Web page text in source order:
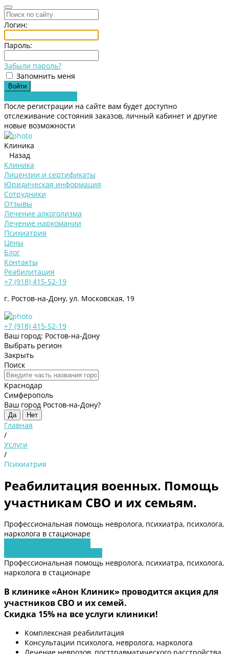
Логин:
Пароль:
Забыли пароль?
Запомнить меня
После регистрации на сайте вам будет доступно
отслеживание состояния заказов, личный кабинет и другие
новые возможности
Клиника
Назад
Клиника
Лицензии и сертификаты
Юридическая информация
Сотрудники
Отзывы
Лечение алкоголизма
Лечение наркомании
Психиатрия
Цены
Блог
Контакты
Реабилитация
+7 (918) 415-52-19
г. Ростов-на-Дону, ул. Московская, 19
+7 (918) 415-52-19
Ваш город: Ростов-на-Дону
Выбрать регион
Закрыть
Поиск
Краснодар
Симферополь
Ваш город Ростов-на-Дону?
Да Нет
Главная
/
Услуги
/
Психиатрия
Реабилитация военных. Помощь
участникам СВО и их семьям.
Профессиональная помощь невролога, психиатра, психолога,
нарколога в стационаре
Профессиональная помощь невролога, психиатра, психолога,
нарколога в стационаре
В клинике «Анон Клиник» проводится акция для
участников СВО и их семей.
Скидка 15% на все услуги клиники!
Комплексная реабилитация
Консультации психолога, невролога, нарколога